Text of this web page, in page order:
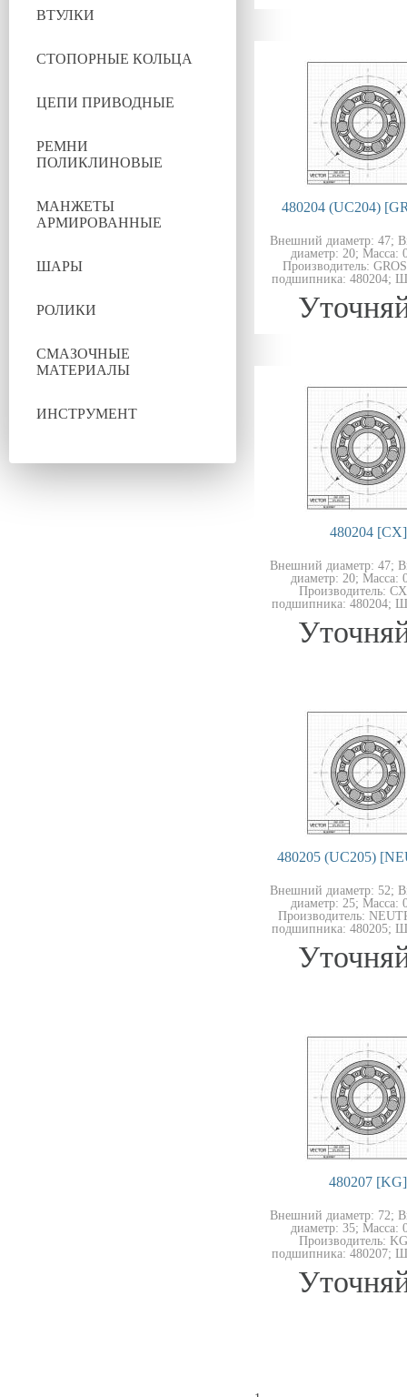
ВТУЛКИ
СТОПОРНЫЕ КОЛЬЦА
ЦЕПИ ПРИВОДНЫЕ
РЕМНИ
ПОЛИКЛИНОВЫЕ
МАНЖЕТЫ
АРМИРОВАННЫЕ
ШАРЫ
РОЛИКИ
СМАЗОЧНЫЕ
МАТЕРИАЛЫ
ИНСТРУМЕНТ
480204 (UC204)
Внешний диаметр: 47;
диаметр: 20; Масса:
Производитель:
подшипника: 480204;
480204 [CX]
Внешний диаметр: 47;
диаметр: 20; Масса:
Производитель:
подшипника: 480204;
480205 (UC205)
Внешний диаметр: 52;
диаметр: 25; Масса:
Производитель:
подшипника: 480205;
480207 [KG]
Внешний диаметр: 72;
диаметр: 35; Масса:
Производитель:
подшипника: 480207;